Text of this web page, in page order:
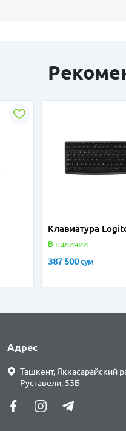
Клавиатура
В наличии
387 500сум
Адрес
Ташкент, Яккасарайский
Руставели, 53Б